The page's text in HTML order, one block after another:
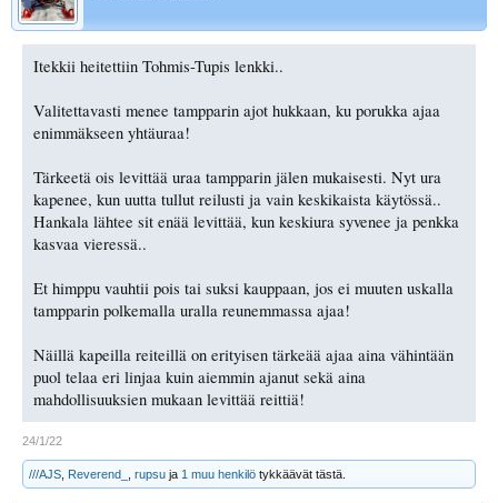
Itekkii heitettiin Tohmis-Tupis lenkki..
Valitettavasti menee tampparin ajot hukkaan, ku porukka ajaa
enimmäkseen yhtäuraa!
Tärkeetä ois levittää uraa tampparin jälen mukaisesti. Nyt ura
kapenee, kun uutta tullut reilusti ja vain keskikaista käytössä..
Hankala lähtee sit enää levittää, kun keskiura syvenee ja penkka
kasvaa vieressä..
Et himppu vauhtii pois tai suksi kauppaan, jos ei muuten uskalla
tampparin polkemalla uralla reunemmassa ajaa!
Näillä kapeilla reiteillä on erityisen tärkeää ajaa aina vähintään
puol telaa eri linjaa kuin aiemmin ajanut sekä aina
mahdollisuuksien mukaan levittää reittiä!
24/1/22
///AJS Reverend_ rupsu ja 1 muu henkilö tykkäävät tästä.